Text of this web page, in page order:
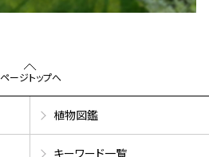
ページトップへ
植物図鑑
キーワード一覧